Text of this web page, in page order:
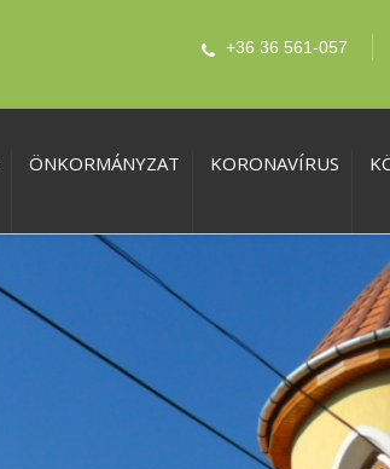
+36 36 561-057
ÖNKORMÁNYZAT KORONAVÍRUS